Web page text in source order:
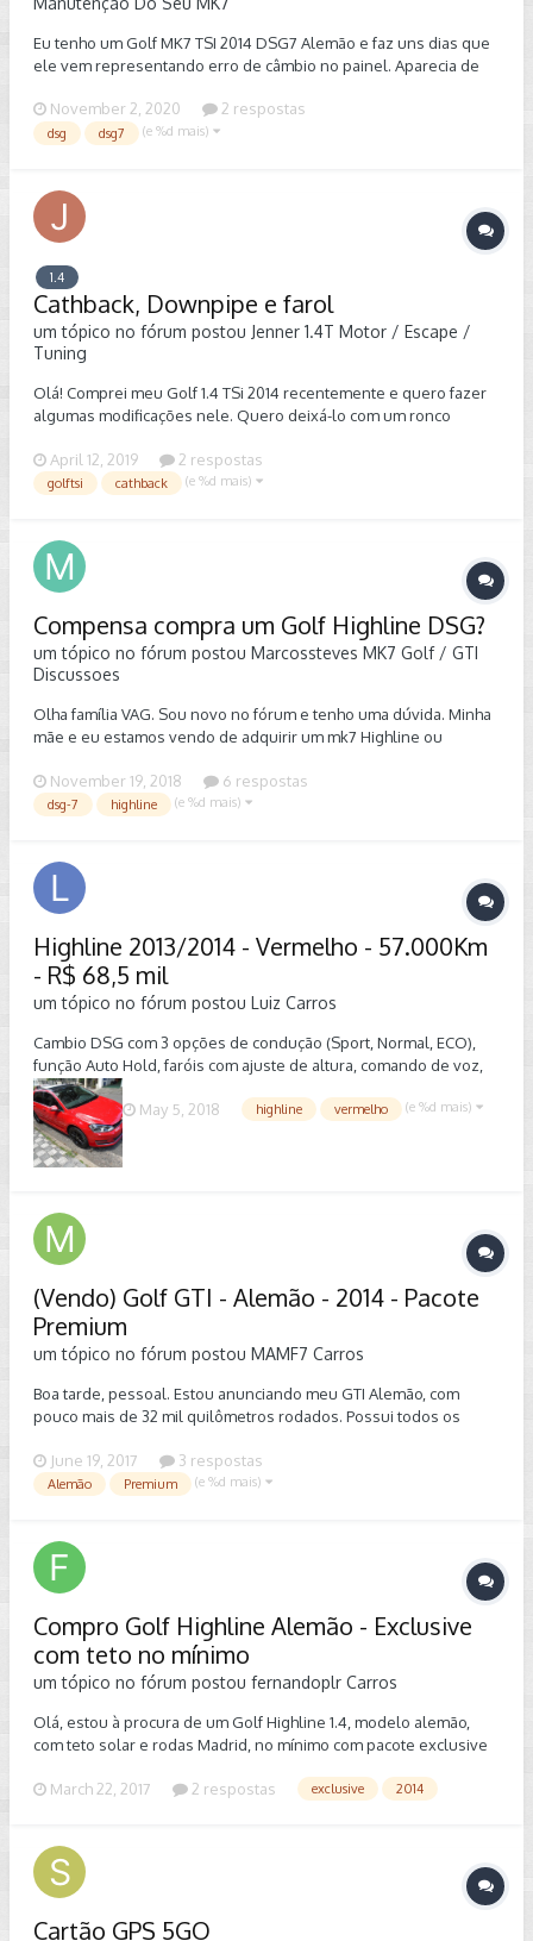
Eu tenho um Golf MK7 TSI 2014 DSG7 Alemão e faz uns dias que
ele vem representando erro de câmbio no painel. Aparecia de
pares. Ultimamente está mais frequente e a 3 dias atrás não
engatava a primeira, ele nem saia do lugar! Hoje ele apresentou
imediatamente desligar e ligar para conseguir pelo menos
andar. Alguém sabe o que pode ser, preço, onde e como
resolver? Sou de SP e vi que pode ser a mecatrônica.
November 2, 2020 2 respostas
dsg dsg7 (e %d mais)
1.4
Cathback, Downpipe e farol
um tópico no fórum postou Jenner 1.4T Motor / Escape /
Tuning
Olá! Comprei meu Golf 1.4 TSi 2014 recentemente e quero fazer
algumas modificações nele. Quero deixá-lo com um ronco
pé atrás, gostaria de dicas/indicações de lojas para eu comprar.
O meu é o pacote exclusive, apesar de ser o alemão, veio com
acham? Abs
April 12, 2019 2 respostas
golftsi cathback (e %d mais)
Compensa compra um Golf Highline DSG?
um tópico no fórum postou Marcossteves MK7 Golf / GTI
Discussoes
Olha família VAG. Sou novo no fórum e tenho uma dúvida. Minha
mãe e eu estamos vendo de adquirir um mk7 Highline ou
um Golf com DSG-7? Pois andei pesquisando e parece que o
caixa seca é muito problemático, tem alguma solução para ele ou
November 19, 2018 6 respostas
dsg-7 highline (e %d mais)
Highline 2013/2014 - Vermelho - 57.000Km
- R$ 68,5 mil
um tópico no fórum postou Luiz Carros
Cambio DSG com 3 opções de condução (Sport, Normal, ECO),
função Auto Hold, faróis com ajuste de altura, comando de voz,
piloto automático, limitador de velocidade, seta conforto, ar
condicionado dual zone, freio de mão por botão, volante multi-
função, 7 air bags, assistente para estacionamento, start-stop,
baixa quilometragem, IPVA 2018 pago, acompanha manual e
May 5, 2018 highline vermelho (e %d mais)
(Vendo) Golf GTI - Alemão - 2014 - Pacote
Premium
um tópico no fórum postou MAMF7 Carros
Boa tarde, pessoal. Estou anunciando meu GTI Alemão, com
pouco mais de 32 mil quilômetros rodados. Possui todos os
outubro deste ano. Feita descarbonização nas quatro últimas
revisões. Não aceito trocas. http://sp.olx.com.br/sao-paulo-e-
June 19, 2017 3 respostas
Alemão Premium (e %d mais)
Compro Golf Highline Alemão - Exclusive
com teto no mínimo
um tópico no fórum postou fernandoplr Carros
Olá, estou à procura de um Golf Highline 1.4, modelo alemão,
com teto solar e rodas Madrid, no mínimo com pacote exclusive
March 22, 2017
2 respostas exclusive 2014
Cartão GPS 5GO